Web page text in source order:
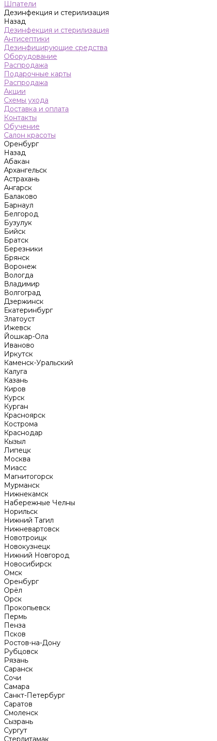
Шпатели
Дезинфекция и стерилизация
Назад
Дезинфекция и стерилизация
Антисептики
Дезинфицирующие средства
Оборудование
Распродажа
Подарочные карты
Распродажа
Акции
Схемы ухода
Доставка и оплата
Контакты
Обучение
Салон красоты
Оренбург
Назад
Абакан
Архангельск
Астрахань
Ангарск
Балаково
Барнаул
Белгород
Бузулук
Бийск
Братск
Березники
Брянск
Воронеж
Вологда
Владимир
Волгоград
Дзержинск
Екатеринбург
Златоуст
Ижевск
Йошкар-Ола
Иваново
Иркутск
Каменск-Уральский
Калуга
Казань
Киров
Курск
Курган
Красноярск
Кострома
Краснодар
Кызыл
Липецк
Москва
Миасс
Магнитогорск
Мурманск
Нижнекамск
Набережные Челны
Норильск
Нижний Тагил
Нижневартовск
Новотроицк
Новокузнецк
Нижний Новгород
Новосибирск
Омск
Оренбург
Орёл
Орск
Прокопьевск
Пермь
Пенза
Псков
Ростов-на-Дону
Рубцовск
Рязань
Саранск
Сочи
Самара
Санкт-Петербург
Саратов
Смоленск
Сызрань
Сургут
Стерлитамак